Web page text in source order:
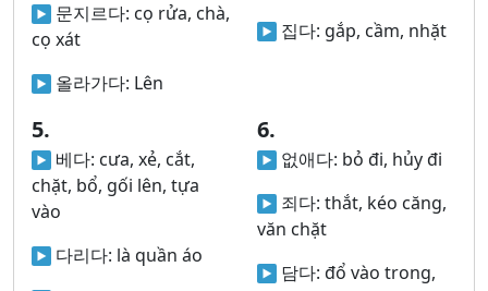
문지르다: cọ rửa, chà,
cọ xát
올라가다: Lên
집다: gắp, cầm, nhặt
5.
베다: cưa, xẻ, cắt,
chặt, bổ, gối lên, tựa
vào
다리다: là quần áo
6.
없애다: bỏ đi, hủy đi
죄다: thắt, kéo căng,
văn chặt
담다: đổ vào trong,